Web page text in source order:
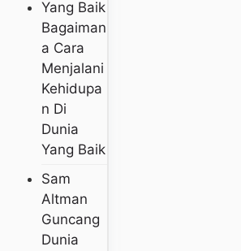
Bagaiman
A Cara
Menjalani
Kehidupa
N Di
Dunia
Yang Baik
Sam
Altman
Guncang
Dunia